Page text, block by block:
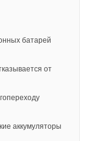
батарей
от
аккумуляторы